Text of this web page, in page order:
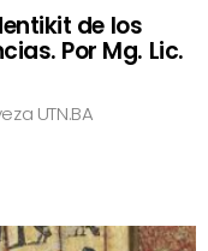
de los
Por Mg. Lic.
UTN.BA